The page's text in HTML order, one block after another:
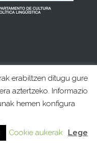
erabiltzen ditugu gure
aztertzeko. Informazio
hemen konfigura
Cookie aukerak
Lege